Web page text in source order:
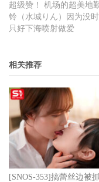
超级赞！ 机场的超美地
铃（水城りん）因为没
只好下海喷射做爱
相关推荐
[SNOS-353]搞蕾丝边被